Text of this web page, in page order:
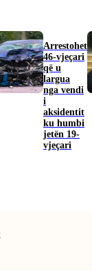
Arrestohet
46-vjeçari
që u
largua
nga vendi
i
aksidentit
ku humbi
jetën 19-
vjeçari